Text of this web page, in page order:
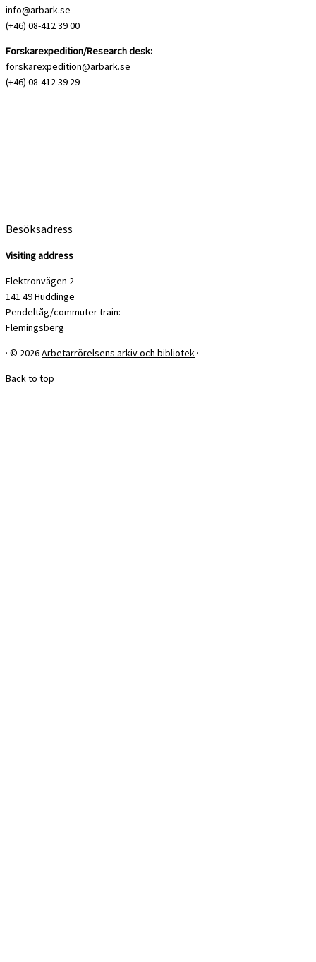
info@arbark.se
(+46) 08-412 39 00
Forskarexpedition/Research desk:
forskarexpedition@arbark.se
(+46) 08-412 39 29
Besöksadress
Visiting address
Elektronvägen 2
141 49 Huddinge
Pendeltåg/commuter train:
Flemingsberg
· © 2026Arbetarrörelsens arkiv och bibliotek ·
Back to top